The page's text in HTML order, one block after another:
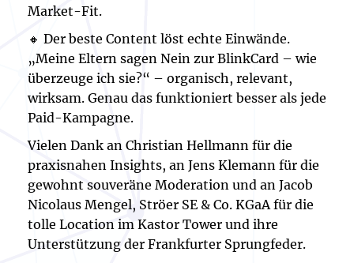
Market-Fit.
🔸 Der beste Content löst echte Einwände.
„Meine Eltern sagen Nein zur BlinkCard – wie
überzeuge ich sie?“ – organisch, relevant,
wirksam. Genau das funktioniert besser als jede
Paid-Kampagne.
Vielen Dank an Christian Hellmann für die
praxisnahen Insights, an Jens Klemann für die
gewohnt souveräne Moderation und an Jacob
Nicolaus Mengel, Ströer SE & Co. KGaA für die
tolle Location im Kastor Tower und ihre
Unterstützung der Frankfurter Sprungfeder.